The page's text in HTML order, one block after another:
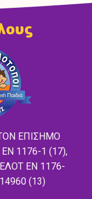
ΕΠΙΣΗΜΟ
1176-1 (17),
ΕΝ 1176-
(13)